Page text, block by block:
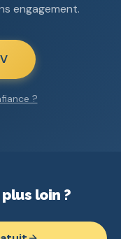
engagement.
?
loin ?